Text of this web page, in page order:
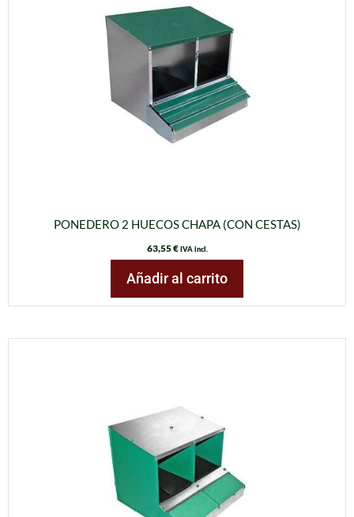
PONEDERO 2 HUECOS CHAPA (CON CESTAS)
63,55€ IVA incl.
Añadir al carrito